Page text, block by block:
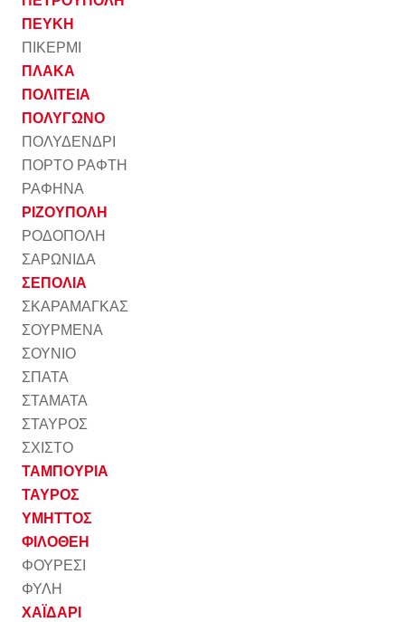
ΠΕΥΚΗ
ΠΙΚΕΡΜΙ
ΠΛΑΚΑ
ΠΟΛΙΤΕΙΑ
ΠΟΛΥΓΩΝΟ
ΠΟΛΥΔΕΝΔΡΙ
ΠΟΡΤΟ ΡΑΦΤΗ
ΡΑΦΗΝΑ
ΡΙΖΟΥΠΟΛΗ
ΡΟΔΟΠΟΛΗ
ΣΑΡΩΝΙΔΑ
ΣΕΠΟΛΙΑ
ΣΚΑΡΑΜΑΓΚΑΣ
ΣΟΥΡΜΕΝΑ
ΣΟΥΝΙΟ
ΣΠΑΤΑ
ΣΤΑΜΑΤΑ
ΣΤΑΥΡΟΣ
ΣΧΙΣΤΟ
ΤΑΜΠΟΥΡΙΑ
ΤΑΥΡΟΣ
ΥΜΗΤΤΟΣ
ΦΙΛΟΘΕΗ
ΦΟΥΡΕΣΙ
ΦΥΛΗ
ΧΑΪΔΑΡΙ